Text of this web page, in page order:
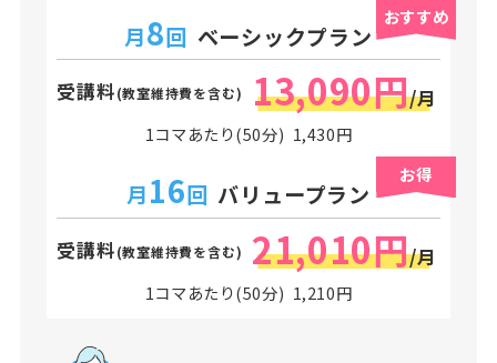
おすすめ
月8回 ベーシックプラン
受講料(教室維持費を含む) 13,090円/月
1コマあたり(50分) 1,430円
お得
月16回 バリュープラン
受講料(教室維持費を含む) 21,010円/月
1コマあたり(50分) 1,210円